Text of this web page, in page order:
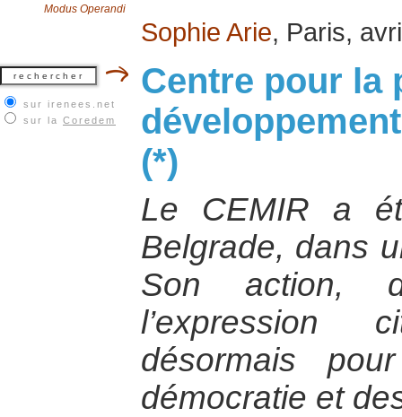
Modus Operandi
sur irenees.net
sur la Coredem
Sophie Arie, Paris,
Centre pour la
(*)
Le CEMIR a
Belgrade, dans
Son action,
l’expression
désormais
démocratie et